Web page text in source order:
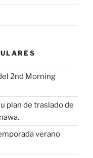
2nd Morning
plan de traslado de
verano